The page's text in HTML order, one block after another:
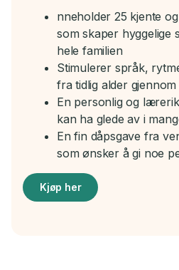
nneholder 25 kjente
som skaper hyggelige
hele familien
Stimulerer språk,
fra tidlig alder
En personlig og
kan ha glede av i
En fin dåpsgave fra
som ønsker å gi noe
Kjøp her